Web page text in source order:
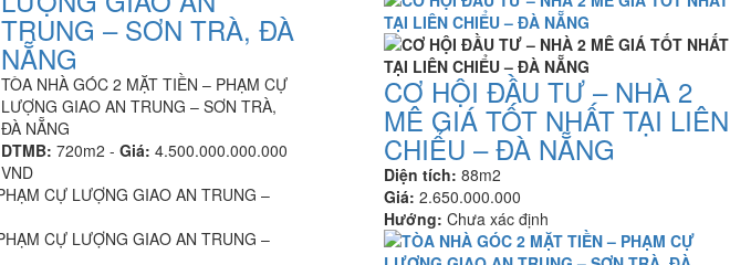
TRUNG – SƠN TRÀ, ĐÀ
NẴNG
TÒA NHÀ GÓC 2 MẶT TIỀN – PHẠM CỰ
LƯỢNG GIAO AN TRUNG – SƠN TRÀ,
ĐÀ NẴNG
DTMB: 720m2 - Giá: 4.500.000.000.000
VND
CƠ HỘI ĐẦU TƯ – NHÀ 2
MÊ GIÁ TỐT NHẤT TẠI LIÊN
CHIỂU – ĐÀ NẴNG
Diện tích: 88m2
Giá: 2.650.000.000
Hướng: Chưa xác định